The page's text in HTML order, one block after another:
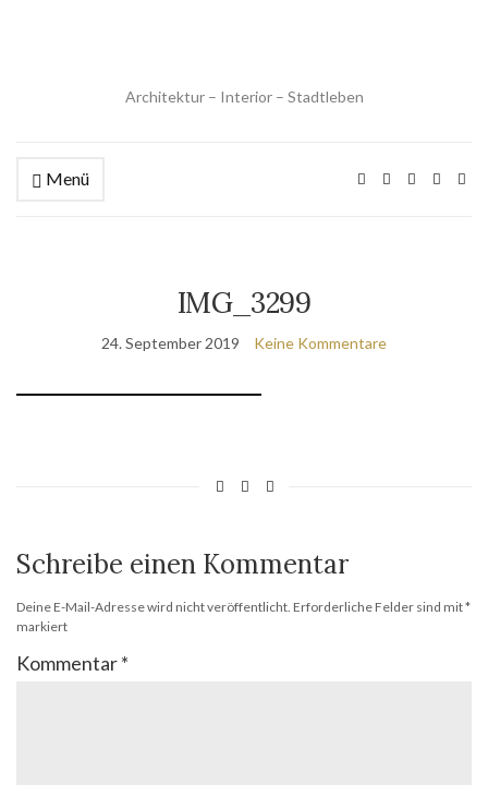
Architektur – Interior – Stadtleben
Menü
IMG_3299
24. September 2019 Keine Kommentare
Schreibe einen Kommentar
Deine E-Mail-Adresse wird nicht veröffentlicht. Erforderliche Felder sind mit*
markiert
Kommentar*